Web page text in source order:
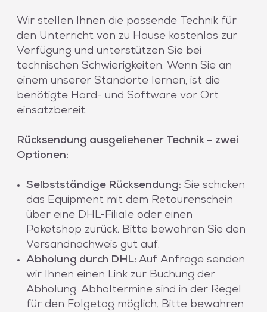
Wir stellen Ihnen die passende Technik für
den Unterricht von zu Hause kostenlos zur
Verfügung und unterstützen Sie bei
technischen Schwierigkeiten. Wenn Sie an
einem unserer Standorte lernen, ist die
benötigte Hard- und Software vor Ort
einsatzbereit.
Rücksendung ausgeliehener Technik – zwei
Optionen:
Selbstständige Rücksendung: Sie schicken
das Equipment mit dem Retourenschein
über eine DHL-Filiale oder einen
Paketshop zurück. Bitte bewahren Sie den
Versandnachweis gut auf.
Abholung durch DHL: Auf Anfrage senden
wir Ihnen einen Link zur Buchung der
Abholung. Abholtermine sind in der Regel
für den Folgetag möglich. Bitte bewahren